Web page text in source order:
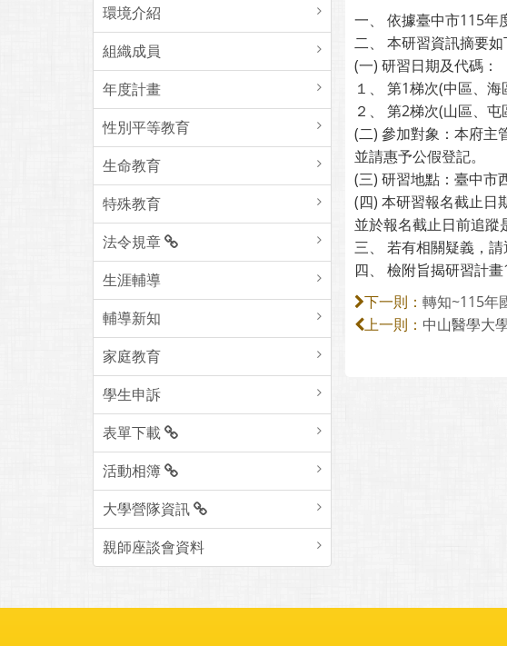
環境介紹
組織成員
年度計畫
性別平等教育
生命教育
特殊教育
法令規章
生涯輔導
輔導新知
家庭教育
學生申訴
表單下載
活動相簿
大學營隊資訊
親師座談會資料
一、 依據臺中市115年
二、 本研習資訊摘要如
(一) 研習日期及代碼：
１、 第1梯次(中區、
２、 第2梯次(山區、
(二) 參加對象：本府主
並請惠予公假登記。
(三) 研習地點：臺中市
(四) 本研習報名截止
並於報名截止日前追蹤
三、 若有相關疑義，
四、 檢附旨揭研習計畫
下一則： 轉知~115年
上一則： 中山醫學大